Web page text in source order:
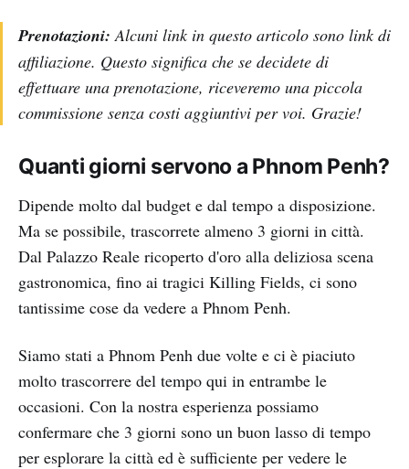
Prenotazioni: Alcuni link in questo articolo sono link di
affiliazione. Questo significa che se decidete di
effettuare una prenotazione, riceveremo una piccola
commissione senza costi aggiuntivi per voi. Grazie!
Quanti giorni servono a Phnom Penh?
Dipende molto dal budget e dal tempo a disposizione.
Ma se possibile, trascorrete almeno 3 giorni in città.
Dal Palazzo Reale ricoperto d'oro alla deliziosa scena
gastronomica, fino ai tragici Killing Fields, ci sono
tantissime cose da vedere a Phnom Penh.
Siamo stati a Phnom Penh due volte e ci è piaciuto
molto trascorrere del tempo qui in entrambe le
occasioni. Con la nostra esperienza possiamo
confermare che 3 giorni sono un buon lasso di tempo
per esplorare la città ed è sufficiente per vedere le